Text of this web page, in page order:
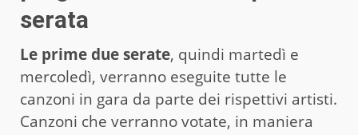
serata
Le prime due serate, quindi martedì e
mercoledì, verranno eseguite tutte le
canzoni in gara da parte dei rispettivi artisti.
Canzoni che verranno votate, in maniera